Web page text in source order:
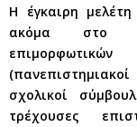
Η έγκαιρη
ακόμα στο
σχολικοί
τρέχουσες